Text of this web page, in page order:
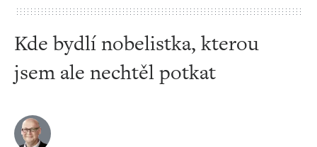
Kde bydlí nobelistka, kterou
jsem ale nechtěl potkat